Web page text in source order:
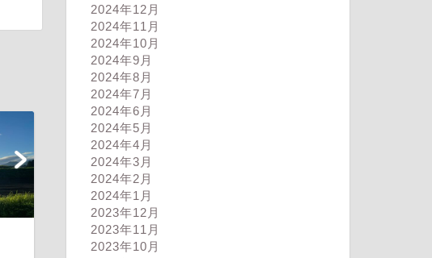
主導権がある走り
2024年12月
2024年11月
2024年10月
2024年9月
2024年8月
2024年7月
2024年6月
2024年5月
2024年4月
2024年3月
2024年2月
2024年1月
2023年12月
2023年11月
2023年10月